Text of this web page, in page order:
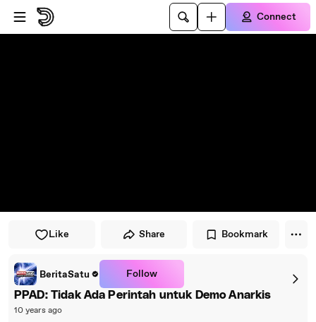
Skip to player
Skip to main content
Connect
Like Share Bookmark
BeritaSatu Follow
PPAD: Tidak Ada Perintah untuk Demo Anarkis
10 years ago